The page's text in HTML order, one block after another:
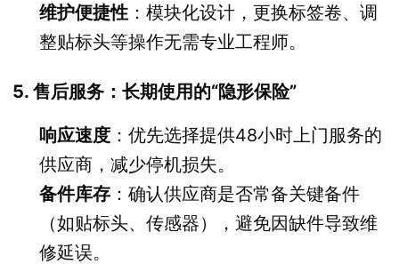
维护便捷性 ：模块化设计，更换标签卷、调
整贴标头等操作无需专业工程师。
5. 售后服务：长期使用的“隐形保险”
响应速度 ：优先选择提供48小时上门服务的
供应商，减少停机损失。
备件库存 ：确认供应商是否常备关键备件
（如贴标头、传感器），避免因缺件导致维
修延误。